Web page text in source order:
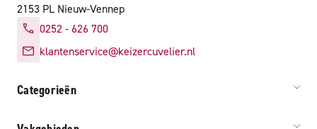
2153 PL Nieuw-Vennep
0252 - 626 700
klantenservice@keizercuvelier.nl
Categorieën